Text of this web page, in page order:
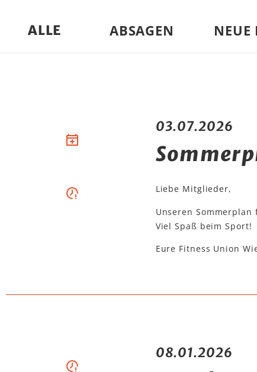
ALLE ABSAGEN NEUE
03.07.2026
Liebe Mitglieder,
Unseren
Viel Spaß beim Sport!
Eure Fitness Union
08.01.2026